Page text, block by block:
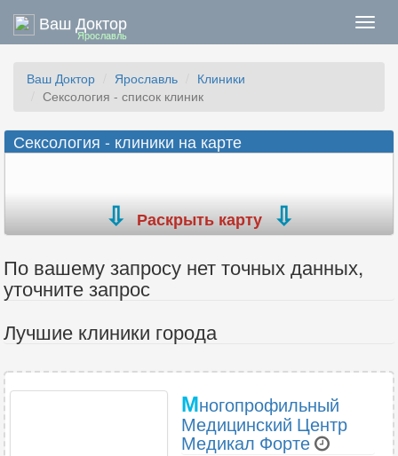
Ваш Доктор
Ярославль
Ваш Доктор Ярославль
Клиники
Сексология - список клиник
Сексология - клиники на карте
Раскрыть карту
По вашему запросу нет точных данных,
уточните запрос
Лучшие клиники города
Многопрофильный
Медицинский Центр
Медикал Форте